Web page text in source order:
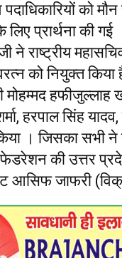
को
प्रार्थना की गई
ने राष्ट्रीय
को नियुक्त
मोहम्मद हफीजुल्लाह
हरपाल सिंह
। जिसका सभी ने
की उत्तर
आसिफ जाफरी